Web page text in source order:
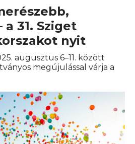
31. Sziget
nyit
augusztus 6–11. között
megújulással várja a